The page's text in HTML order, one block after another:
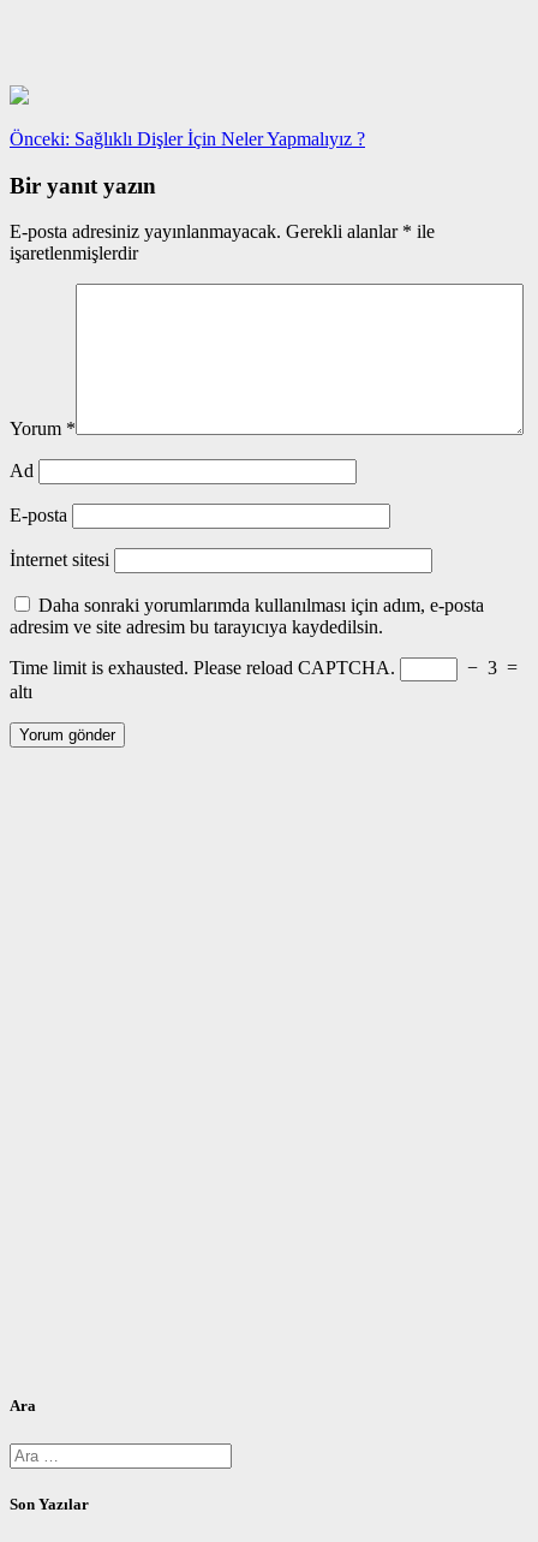
Yazı
gezinmesi
Önceki: Önceki
Sağlıklı Dişler İçin Neler Yapmalıyız ?
Bir yanıt yazın
E-posta adresiniz yayınlanmayacak. Gerekli alanlar * ile
işaretlenmişlerdir
Yorum *
Ad
E-posta
İnternet sitesi
Daha sonraki yorumlarımda kullanılması için adım, e-posta
adresim ve site adresim bu tarayıcıya kaydedilsin.
Time limit is exhausted. Please reload CAPTCHA.
− 3 =
altı
Ara
Arama:
Son Yazılar